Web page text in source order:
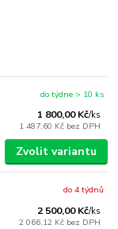
1 800,00 Kč/ks
1 487,60 Kč bez DPH
do týdne > 10 ks
Zvolit variantu
2 500,00 Kč/ks
2 066,12 Kč bez DPH
do 4 týdnů